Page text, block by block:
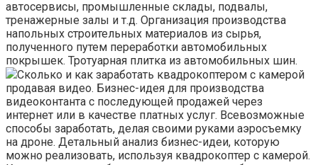
автосервисы, промышленные склады, подвалы,
тренажерные залы и т.д. Организация производства
напольных строительных материалов из сырья,
полученного путем переработки автомобильных
покрышек. Тротуарная плитка из автомобильных шин.
Сколько и как заработать квадрокоптером с камерой
продавая видео. Бизнес-идея для производства
видеоконтанта с последующей продажей через
интернет или в качестве платных услуг. Всевозможные
способы заработать, делая своими руками аэросъемку
на дроне. Детальный анализ бизнес-идеи, которую
можно реализовать, используя квадрокоптер с камерой.